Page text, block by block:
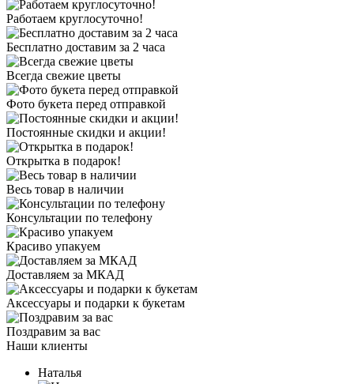
Работаем круглосуточно!
Бесплатно доставим за 2 часа
Всегда свежие цветы
Фото букета перед отправкой
Постоянные скидки и акции!
Открытка в подарок!
Весь товар в наличии
Консультации по телефону
Красиво упакуем
Доставляем за МКАД
Аксессуары и подарки к букетам
Поздравим за вас
Наши клиенты
Наталья